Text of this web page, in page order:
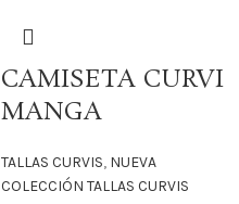
CAMISETA CURVI
MANGA
TALLAS CURVIS, NUEVA
COLECCIÓN TALLAS CURVIS